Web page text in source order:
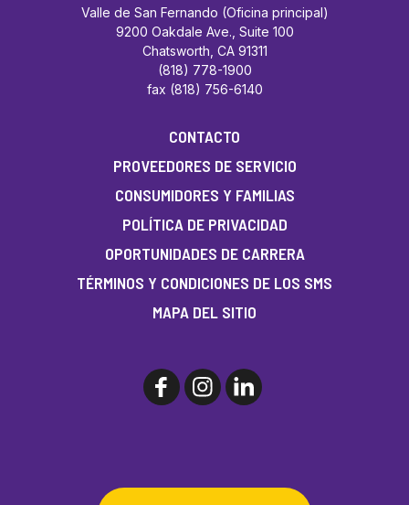
Valle de San Fernando (Oficina principal)
9200 Oakdale Ave., Suite 100
Chatsworth, CA 91311
(818) 778-1900
fax (818) 756-6140
CONTACTO
PROVEEDORES DE SERVICIO
CONSUMIDORES Y FAMILIAS
POLÍTICA DE PRIVACIDAD
OPORTUNIDADES DE CARRERA
TÉRMINOS Y CONDICIONES DE LOS SMS
MAPA DEL SITIO